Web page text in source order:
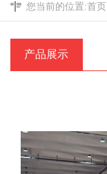
您当前的位置:首页
产品展示